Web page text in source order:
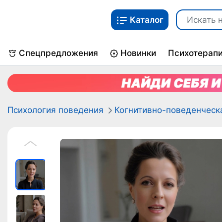
Каталог
Спецпредложения Новинки
Психология поведения Когнитивно-
r
e
v
o